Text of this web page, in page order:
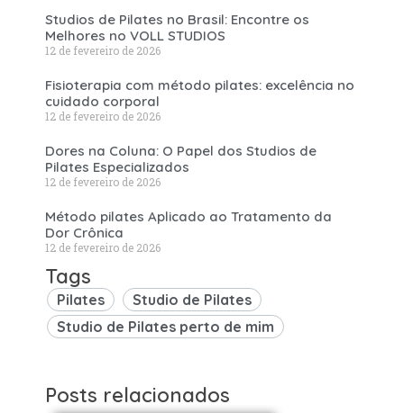
Studios de Pilates no Brasil: Encontre os
Melhores no VOLL STUDIOS
12 de fevereiro de 2026
Fisioterapia com método pilates: excelência no
cuidado corporal
12 de fevereiro de 2026
Dores na Coluna: O Papel dos Studios de
Pilates Especializados
12 de fevereiro de 2026
Método pilates Aplicado ao Tratamento da
Dor Crônica
12 de fevereiro de 2026
Tags
Pilates
Studio de Pilates
Studio de Pilates perto de mim
Posts relacionados